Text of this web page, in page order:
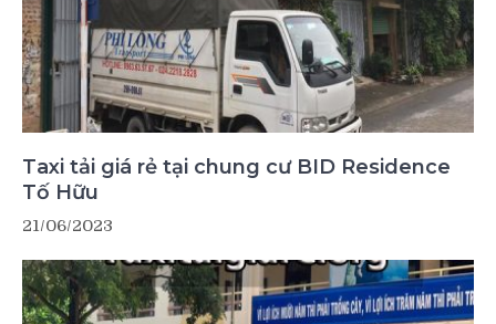
Taxi tải giá rẻ tại chung cư BID Residence
Tố Hữu
21/06/2023